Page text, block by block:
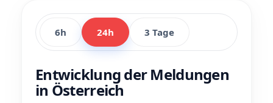
6h 24h 3 Tage
Entwicklung der Meldungen
in Österreich